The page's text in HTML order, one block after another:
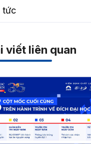
tức
viết liên quan